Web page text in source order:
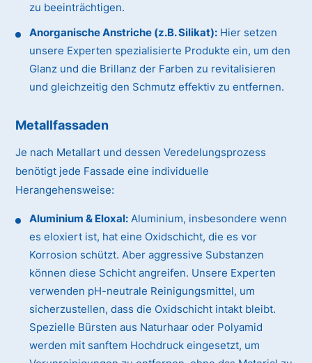
zu beeinträchtigen.
Anorganische Anstriche (z.B. Silikat): Hier setzen
unsere Experten spezialisierte Produkte ein, um den
Glanz und die Brillanz der Farben zu revitalisieren
und gleichzeitig den Schmutz effektiv zu entfernen.
Metallfassaden
Je nach Metallart und dessen Veredelungsprozess
benötigt jede Fassade eine individuelle
Herangehensweise:
Aluminium & Eloxal: Aluminium, insbesondere wenn
es eloxiert ist, hat eine Oxidschicht, die es vor
Korrosion schützt. Aber aggressive Substanzen
können diese Schicht angreifen. Unsere Experten
verwenden pH-neutrale Reinigungsmittel, um
sicherzustellen, dass die Oxidschicht intakt bleibt.
Spezielle Bürsten aus Naturhaar oder Polyamid
werden mit sanftem Hochdruck eingesetzt, um